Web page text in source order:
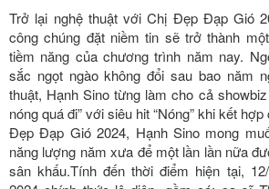
Trở lại nghệ thuật với Chị Đẹp Đạp Gió
công chúng đặt niềm tin sẽ trở thành
tiềm năng của chương trình năm nay.
sắc ngọt ngào không đổi sau bao năm
thuật, Hạnh Sino từng làm cho cả showbiz
nóng quá đi” với siêu hit “Nóng” khi kết
Đẹp Đạp Gió 2024, Hạnh Sino mong
năng lượng năm xưa để một lần lần nữa
sân khấu.Tính đến thời điểm hiện tại,